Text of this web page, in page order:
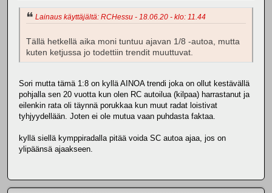
Lainaus käyttäjältä: RCHessu - 18.06.20 - klo: 11.44
Tällä hetkellä aika moni tuntuu ajavan 1/8 -autoa, mutta
kuten ketjussa jo todettiin trendit muuttuvat.
Sori mutta tämä 1:8 on kyllä AINOA trendi joka on ollut kestävällä
pohjalla sen 20 vuotta kun olen RC autoilua (kilpaa) harrastanut ja
eilenkin rata oli täynnä porukkaa kun muut radat loistivat
tyhjyydellään. Joten ei ole mutua vaan puhdasta faktaa.
kyllä siellä kymppiradalla pitää voida SC autoa ajaa, jos on
ylipäänsä ajaakseen.